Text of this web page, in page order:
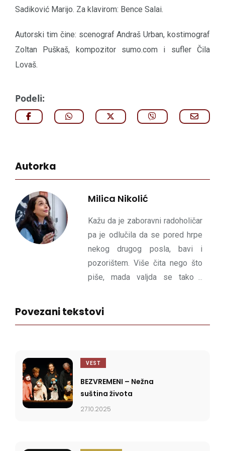
Sadiković Marijo. Za klavirom: Bence Salai.
Autorski tim čine: scenograf Andraš Urban, kostimograf
Zoltan Puškaš, kompozitor sumo.com i sufler Čila
Lovaš.
Podeli:
Autorka
Milica Nikolić
Kažu da je zaboravni radoholičar
pa je odlučila da se pored hrpe
nekog drugog posla, bavi i
pozorištem. Više čita nego što
piše, mada valjda se tako i
snalazi u pronalaženju ploča.
Povezani tekstovi
VEST
BEZVREMENI – Nežna
suština života
27.10.2025